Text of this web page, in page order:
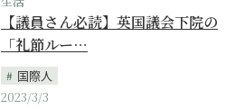
【議員さん必読】英国議会下院の
「礼節ルー…
国際人
2023/3/3